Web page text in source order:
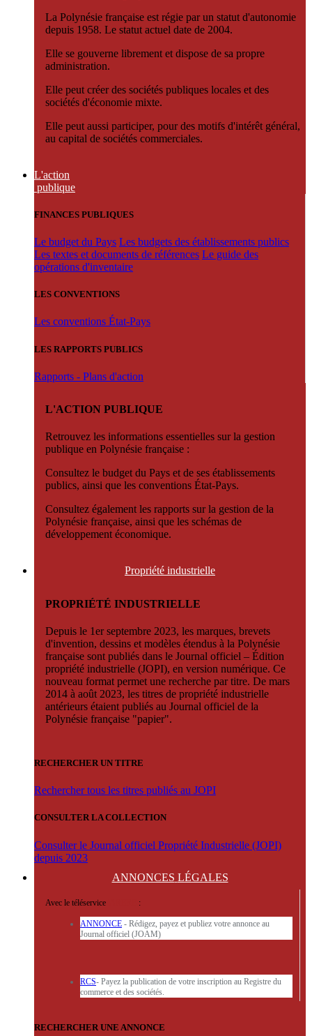
La Polynésie française est régie par un statut d'autonomie
depuis 1958. Le statut actuel date de 2004.
Elle se gouverne librement et dispose de sa propre
administration.
Elle peut créer des sociétés publiques locales et des
sociétés d'économie mixte.
Elle peut aussi participer, pour des motifs d'intérêt général,
au capital de sociétés commerciales.
L'action
publique
FINANCES PUBLIQUES
Le budget du Pays Les budgets des établissements publics
Les textes et documents de références Le guide des
opérations d'inventaire
LES CONVENTIONS
Les conventions État-Pays
LES RAPPORTS PUBLICS
Rapports - Plans d'action
L'ACTION PUBLIQUE
Retrouvez les informations essentielles sur la gestion
publique en Polynésie française :
Consultez le budget du Pays et de ses établissements
publics, ainsi que les conventions État-Pays.
Consultez également les rapports sur la gestion de la
Polynésie française, ainsi que les schémas de
développement économique.
Propriété industrielle
PROPRIÉTÉ INDUSTRIELLE
Depuis le 1er septembre 2023, les marques, brevets
d'invention, dessins et modèles étendus à la Polynésie
française sont publiés dans le Journal officiel – Édition
propriété industrielle (JOPI), en version numérique. Ce
nouveau format permet une recherche par titre. De mars
2014 à août 2023, les titres de propriété industrielle
antérieurs étaient publiés au Journal officiel de la
Polynésie française "papier".
RECHERCHER UN TITRE
Rechercher tous les titres publiés au JOPI
CONSULTER LA COLLECTION
Consulter le Journal officiel Propriété Industrielle (JOPI)
depuis 2023
ANNONCES LÉGALES
Avec le téléservice :
ANNONCE - Rédigez, payez et publiez votre annonce au
Journal officiel (JOAM)
RCS- Payez la publication de votre inscription au Registre du
commerce et des sociétés.
RECHERCHER UNE ANNONCE